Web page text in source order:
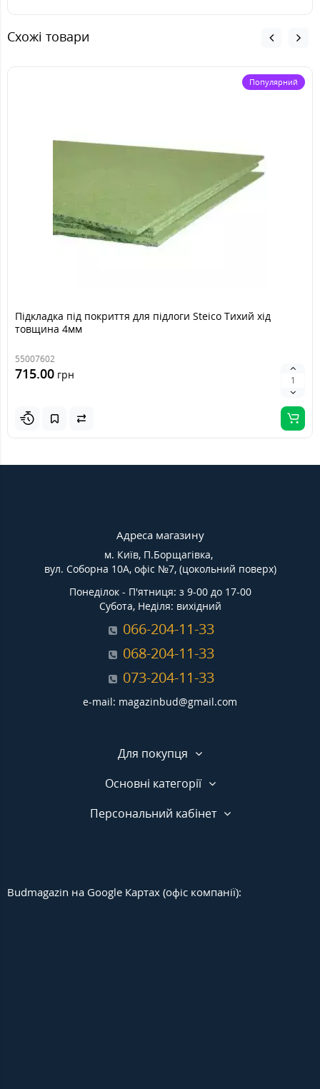
Схожі товари
Популярний
Підкладка під покриття для підлоги Steico Тихий хід
товщина 4мм
55007602
715.00 грн
Адреса магазину
м. Київ, П.Борщагівка,
вул. Соборна 10А, офіс №7, (цокольний поверх)
Понеділок - П'ятниця: з 9-00 до 17-00
Субота, Неділя: вихідний
066-204-11-33
068-204-11-33
073-204-11-33
e-mail: magazinbud@gmail.com
Для покупця
Основні категорії
Персональний кабінет
Budmagazin на Google Картах (офіс компанії):